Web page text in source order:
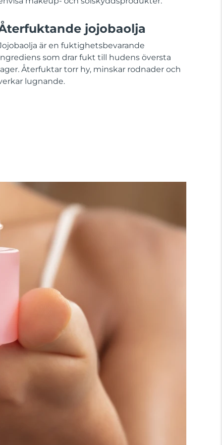
jojobaolja
är en fuktighetsbevarande
som drar fukt till hudens översta
Återfuktar torr hy, minskar rodnader och
lugnande.